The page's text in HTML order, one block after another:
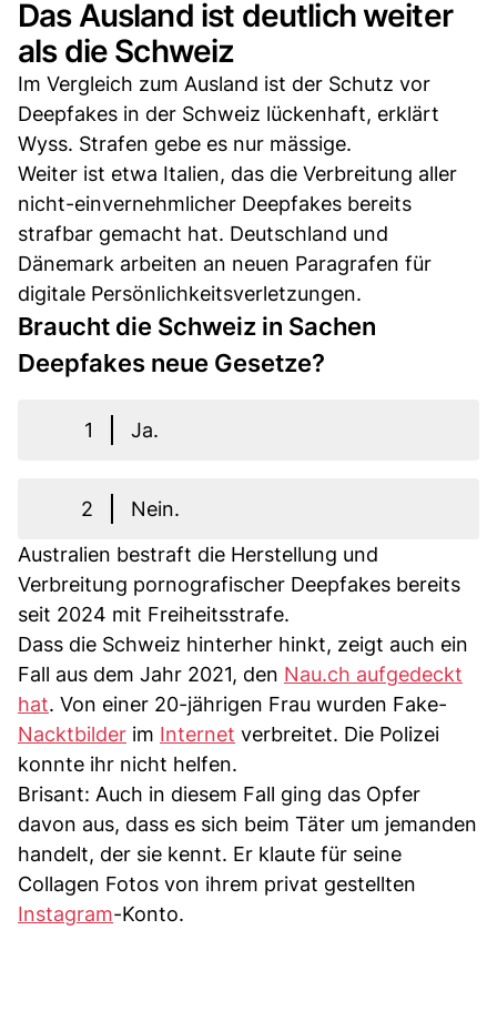
Das Ausland ist deutlich weiter
als die Schweiz
Im Vergleich zum Ausland ist der Schutz vor
Deepfakes in der Schweiz lückenhaft, erklärt
Wyss. Strafen gebe es nur mässige.
Weiter ist etwa Italien, das die Verbreitung aller
nicht-einvernehmlicher Deepfakes bereits
strafbar gemacht hat. Deutschland und
Dänemark arbeiten an neuen Paragrafen für
digitale Persönlichkeitsverletzungen.
Braucht die Schweiz in Sachen
Deepfakes neue Gesetze?
1 Ja.
2
Nein.
Australien bestraft die Herstellung und
Verbreitung pornografischer Deepfakes bereits
seit 2024 mit Freiheitsstrafe.
Dass die Schweiz hinterher hinkt, zeigt auch ein
Fall aus dem Jahr 2021, den Nau.ch aufgedeckt
hat. Von einer 20-jährigen Frau wurden Fake-
Nacktbilder im Internet verbreitet. Die Polizei
konnte ihr nicht helfen.
Brisant: Auch in diesem Fall ging das Opfer
davon aus, dass es sich beim Täter um jemanden
handelt, der sie kennt. Er klaute für seine
Collagen Fotos von ihrem privat gestellten
Instagram-Konto.